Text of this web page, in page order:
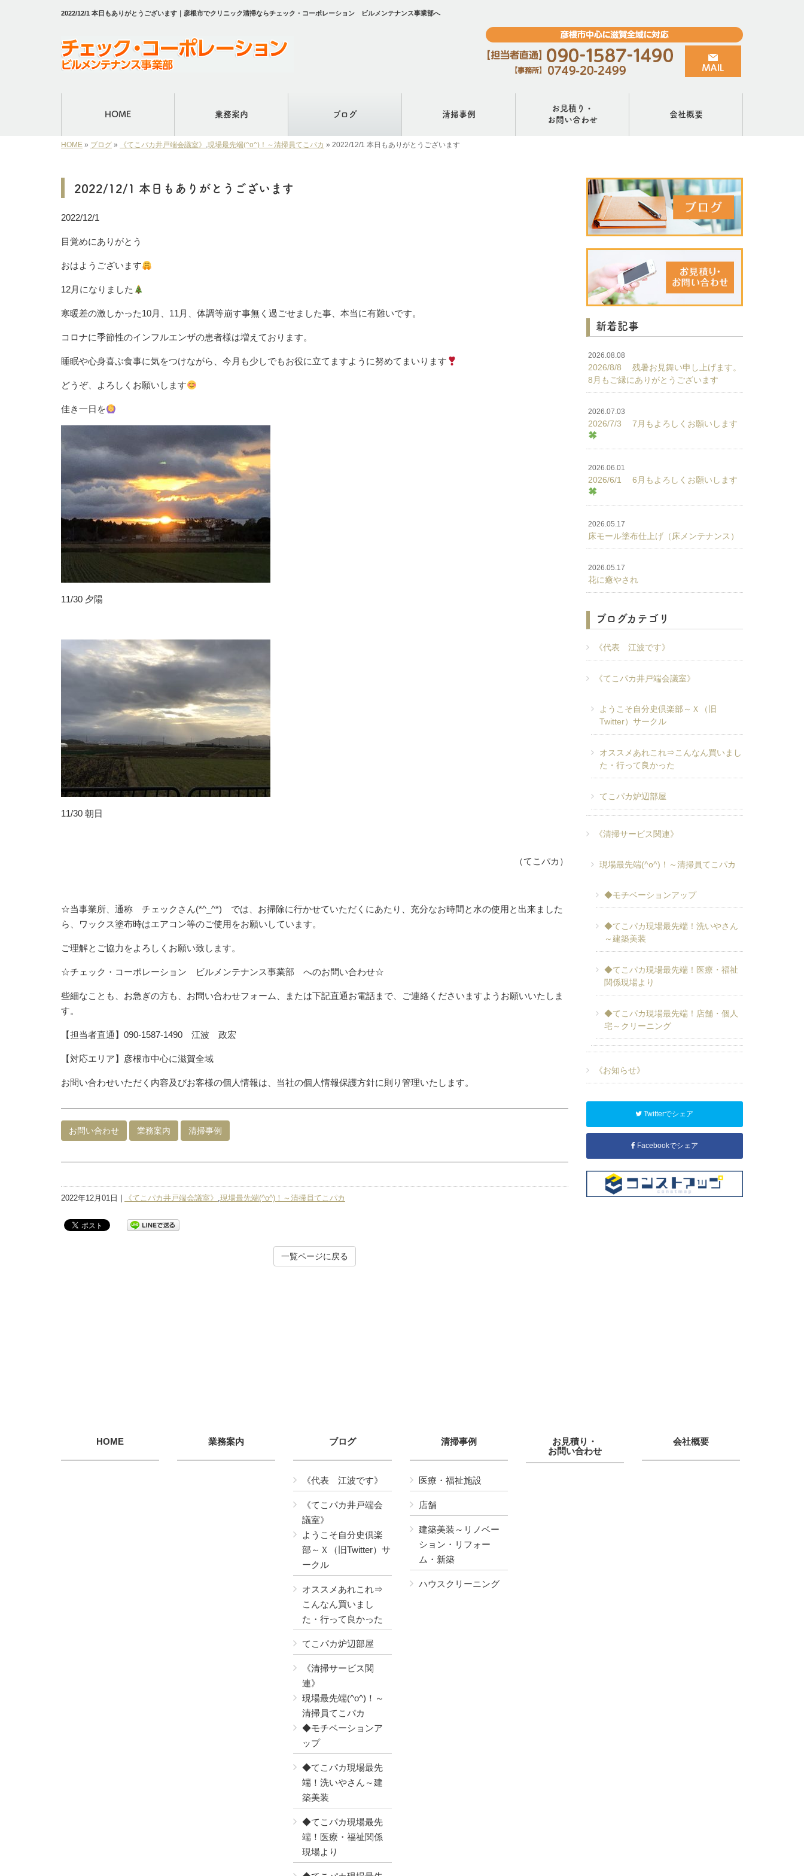
2022/12/1 本日もありがとうございます｜彦根市でクリニック清掃ならチェック・コーポレーション ビルメンテナンス事業部へ
HOME 業務案内 ブログ 清掃事例
お見積り・
お問い合わせ
会社概要
HOME » ブログ » 《てこパカ井戸端会議室》 ,現場最先端(^o^)！～清掃員てこパカ » 2022/12/1 本日もありがとうございます
2022/12/1 本日もありがとうございます
2022/12/1
目覚めにありがとう
おはようございます
12月になりました
寒暖差の激しかった10月、11月、体調等崩す事無く過ごせました事、本当に有難いです。
コロナに季節性のインフルエンザの患者様は増えております。
睡眠や心身喜ぶ食事に気をつけながら、今月も少しでもお役に立てますように努めてまいります
どうぞ、よろしくお願いします
佳き一日を
11/30 夕陽
11/30 朝日
（てこパカ）
☆当事業所、通称 チェックさん(*^_^*) では、お掃除に行かせていただくにあたり、充分なお時間と水の使用と出来ました
ら、ワックス塗布時はエアコン等のご使用をお願いしています。
ご理解とご協力をよろしくお願い致します。
☆チェック・コーポレーション ビルメンテナンス事業部 へのお問い合わせ☆
些細なことも、お急ぎの方も、お問い合わせフォーム、または下記直通お電話まで、ご連絡くださいますようお願いいたしま
す。
【担当者直通】090-1587-1490 江波 政宏
【対応エリア】彦根市中心に滋賀全域
お問い合わせいただく内容及びお客様の個人情報は、当社の個人情報保護方針に則り管理いたします。
お問い合わせ 業務案内 清掃事例
2022年12月01日 | 《てこパカ井戸端会議室》 ,現場最先端(^o^)！～清掃員てこパカ
一覧ページに戻る
新着記事
2026.08.08
2026/8/8 残暑お見舞い申し上げます。
8月もご縁にありがとうございます
2026.07.03
2026/7/3 7月もよろしくお願いします
2026.06.01
2026/6/1 6月もよろしくお願いします
2026.05.17
床モール塗布仕上げ（床メンテナンス）
2026.05.17
花に癒やされ
ブログカテゴリ
《代表 江波です》
《てこパカ井戸端会議室》
ようこそ自分史倶楽部～Ｘ（旧
Twitter）サークル
オススメあれこれ⇒こんなん買いまし
た・行って良かった
てこパカ炉辺部屋
《清掃サービス関連》
現場最先端(^o^)！～清掃員てこパカ
◆モチベーションアップ
◆てこパカ現場最先端！洗いやさん
～建築美装
◆てこパカ現場最先端！医療・福祉
関係現場より
◆てこパカ現場最先端！店舗・個人
宅～クリーニング
《お知らせ》
Twitterでシェア
Facebookでシェア
HOME 業務案内 ブログ
《代表 江波です》
《てこパカ井戸端会
議室》
ようこそ自分史倶楽
部～Ｘ（旧Twitter）サ
ークル
オススメあれこれ⇒
こんなん買いまし
た・行って良かった
てこパカ炉辺部屋
《清掃サービス関
連》
現場最先端(^o^)！～
清掃員てこパカ
◆モチベーションア
ップ
◆てこパカ現場最先
端！洗いやさん～建
築美装
◆てこパカ現場最先
端！医療・福祉関係
現場より
清掃事例
医療・福祉施設
店舗
建築美装～リノベー
ション・リフォー
ム・新築
ハウスクリーニング
お見積り・
お問い合わせ
会社概要